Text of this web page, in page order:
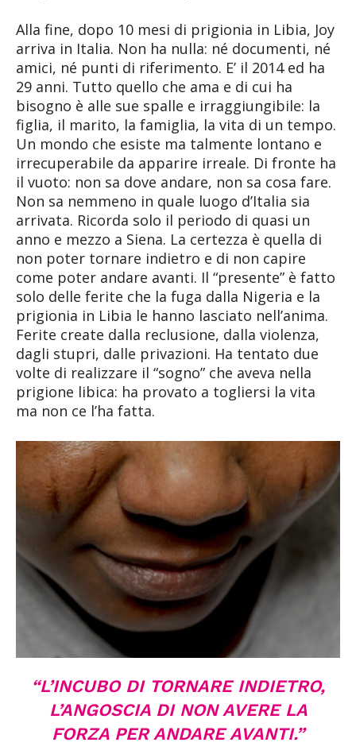
Alla fine, dopo 10 mesi di prigionia in Libia, Joy
arriva in Italia. Non ha nulla: né documenti, né
amici, né punti di riferimento. E’ il 2014 ed ha
29 anni. Tutto quello che ama e di cui ha
bisogno è alle sue spalle e irraggiungibile: la
figlia, il marito, la famiglia, la vita di un tempo.
Un mondo che esiste ma talmente lontano e
irrecuperabile da apparire irreale. Di fronte ha
il vuoto: non sa dove andare, non sa cosa fare.
Non sa nemmeno in quale luogo d’Italia sia
arrivata. Ricorda solo il periodo di quasi un
anno e mezzo a Siena. La certezza è quella di
non poter tornare indietro e di non capire
come poter andare avanti. Il “presente” è fatto
solo delle ferite che la fuga dalla Nigeria e la
prigionia in Libia le hanno lasciato nell’anima.
Ferite create dalla reclusione, dalla violenza,
dagli stupri, dalle privazioni. Ha tentato due
volte di realizzare il “sogno” che aveva nella
prigione libica: ha provato a togliersi la vita
ma non ce l’ha fatta.
“L’INCUBO DI TORNARE INDIETRO,
L’ANGOSCIA DI NON AVERE LA
FORZA PER ANDARE AVANTI.”